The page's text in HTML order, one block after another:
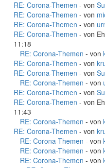
RE: Corona-Themen - von
RE: Corona-Themen - von
RE: Corona-Themen - von
RE: Corona-Themen - von
11:18
RE: Corona-Themen - von
RE: Corona-Themen - von
RE: Corona-Themen - von
RE: Corona-Themen - von
RE: Corona-Themen - von
RE: Corona-Themen - von
11:43
RE: Corona-Themen - von
RE: Corona-Themen - von
RE: Corona-Themen - von
RE: Corona-Themen - von
RE: Corona-Themen - von